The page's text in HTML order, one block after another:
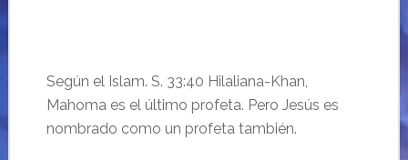
Según el Islam. S. 33:40 Hilaliana-Khan,
Mahoma es el último profeta. Pero Jesús es
nombrado como un profeta también.